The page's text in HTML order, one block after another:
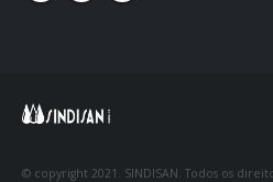
© copyright 2021. SINDISAN. Todos os